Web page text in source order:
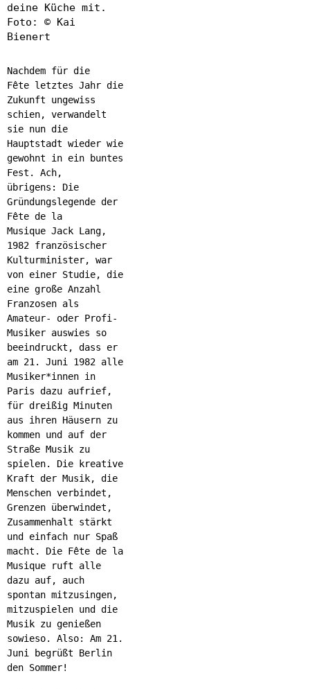
deine Küche mit.
Foto: © Kai
Bienert
Nachdem für die
Fête letztes Jahr die
Zukunft ungewiss
schien, verwandelt
sie nun die
Hauptstadt wieder wie
gewohnt in ein buntes
Fest. Ach,
übrigens: Die
Gründungslegende der
Fête de la
Musique Jack Lang,
1982 französischer
Kulturminister, war
von einer Studie, die
eine große Anzahl
Franzosen als
Amateur- oder Profi-
Musiker auswies so
beeindruckt, dass er
am 21. Juni 1982 alle
Musiker*innen in
Paris dazu aufrief,
für dreißig Minuten
aus ihren Häusern zu
kommen und auf der
Straße Musik zu
spielen. Die kreative
Kraft der Musik, die
Menschen verbindet,
Grenzen überwindet,
Zusammenhalt stärkt
und einfach nur Spaß
macht. Die Fête de la
Musique ruft alle
dazu auf, auch
spontan mitzusingen,
mitzuspielen und die
Musik zu genießen
sowieso. Also: Am 21.
Juni begrüßt Berlin
den Sommer!